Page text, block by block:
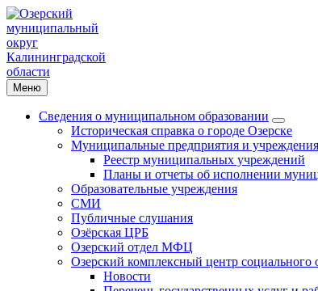
Меню
Сведения о муниципальном образовании
Историческая справка о городе Озерске
Муниципальные предприятия и учреждения
Реестр муниципальных учреждений
Планы и отчеты об исполнении
Образовательные учреждения
СМИ
Публичные слушания
Озёрская ЦРБ
Озерский отдел МФЦ
Озерский комплексный центр социального
Новости